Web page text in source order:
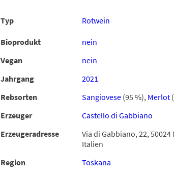
Typ Rotwein
Bioprodukt
nein
Vegan
nein
Jahrgang
2021
Rebsorten
Sangiovese (95 %), Merlot
Erzeuger
Castello di Gabbiano
Erzeugeradresse
Via di Gabbiano, 22,
Italien
Region
Toskana